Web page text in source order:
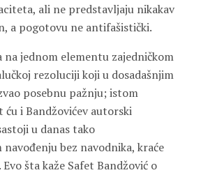
ali ne predstavljaju nikakav
a pogotovu ne antifašistički.
na jednom elementu zajedničkom
rezoluciji koji u dosadašnjim
posebnu pažnju; istom
i Bandžovićev autorski
u danas tako
bez navodnika, kraće
šta kaže Safet Bandžović o